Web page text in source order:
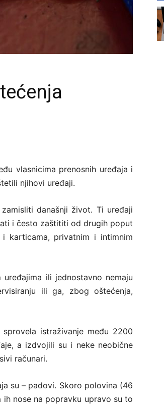
vlasnicima prenosnih uređaja i
njihovi uređaji.
današnji život. Ti uređaji
i često zaštititi od drugih poput
karticama, privatnim i intimnim
ili jednostavno nemaju
ili ga, zbog oštećenja,
istraživanje među 2200
a izdvojili su i neke neobične
računari.
su – padovi. Skoro polovina (46
nose na popravku upravo su to